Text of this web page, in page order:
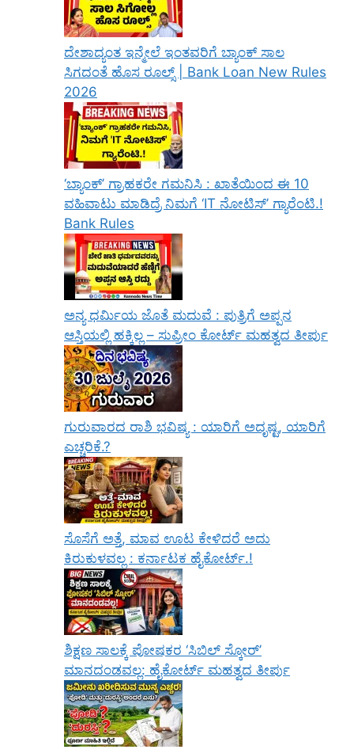
ದೇಶಾದ್ಯಂತ ಇನ್ಮೇಲೆ ಇಂತವರಿಗೆ ಬ್ಯಾಂಕ್ ಸಾಲ
ಸಿಗದಂತೆ ಹೊಸ ರೂಲ್ಸ್ | Bank Loan New Rules
2026
‘ಬ್ಯಾಂಕ್’ ಗ್ರಾಹಕರೇ ಗಮನಿಸಿ : ಖಾತೆಯಿಂದ ಈ 10
ವಹಿವಾಟು ಮಾಡಿದ್ರೆ ನಿಮಗೆ ‘IT ನೋಟಿಸ್’ ಗ್ಯಾರೆಂಟಿ.!
Bank Rules
ಅನ್ಯ ಧರ್ಮಿಯ ಜೊತೆ ಮದುವೆ : ಪುತ್ರಿಗೆ ಅಪ್ಪನ
ಆಸ್ತಿಯಲ್ಲಿ ಹಕ್ಕಿಲ್ಲ – ಸುಪ್ರೀಂ ಕೋರ್ಟ್ ಮಹತ್ವದ ತೀರ್ಪು
ಗುರುವಾರದ ರಾಶಿ ಭವಿಷ್ಯ : ಯಾರಿಗೆ ಅದೃಷ್ಟ, ಯಾರಿಗೆ
ಎಚ್ಚರಿಕೆ.?
ಸೊಸೆಗೆ ಅತ್ತೆ, ಮಾವ ಊಟ ಕೇಳಿದರೆ ಅದು
ಕಿರುಕುಳವಲ್ಲ : ಕರ್ನಾಟಕ ಹೈಕೋರ್ಟ್.!
ಶಿಕ್ಷಣ ಸಾಲಕ್ಕೆ ಪೋಷಕರ ‘ಸಿಬಿಲ್ ಸ್ಕೋರ್’
ಮಾನದಂಡವಲ್ಲ: ಹೈಕೋರ್ಟ್ ಮಹತ್ವದ ತೀರ್ಪು